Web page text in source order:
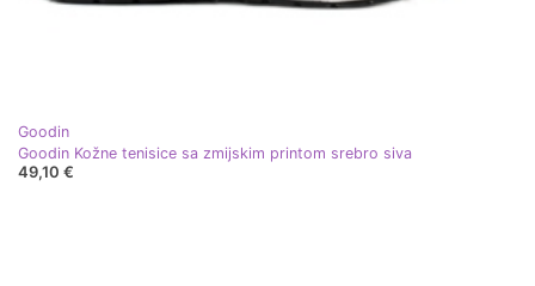
Goodin
Goodin Kožne tenisice sa zmijskim printom srebro siva
49,10 €